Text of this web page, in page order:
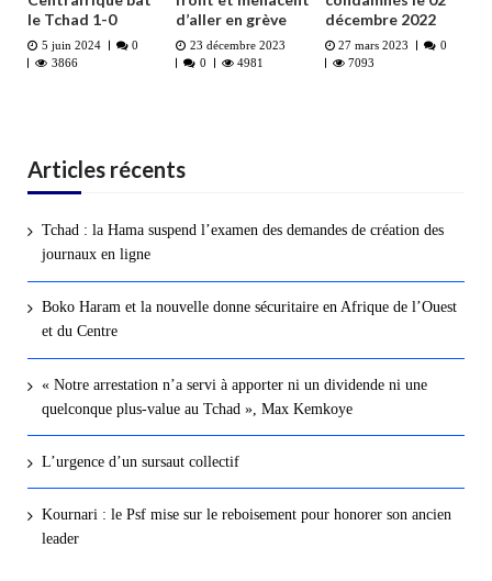
le Tchad 1-0
5 juin 2024
0
3866
d’aller en grève
23 décembre 2023
0
4981
décembre 2022
27 mars 2023
0
7093
Articles récents
Tchad : la Hama suspend l’examen des demandes de création des
journaux en ligne
Boko Haram et la nouvelle donne sécuritaire en Afrique de l’Ouest
et du Centre
« Notre arrestation n’a servi à apporter ni un dividende ni une
quelconque plus-value au Tchad », Max Kemkoye
L’urgence d’un sursaut collectif
Kournari : le Psf mise sur le reboisement pour honorer son ancien
leader